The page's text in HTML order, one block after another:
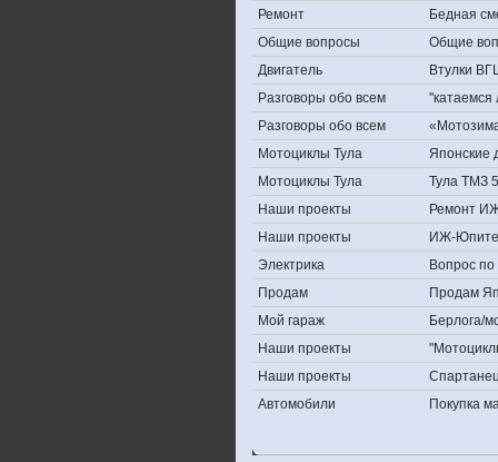
Ремонт
Бедная
Общие вопросы
Общие
Двигатель
Втулки
Разговоры обо всем
Разговоры обо всем
Мотоциклы Тула
Японские
Мотоциклы Тула
Тула ТМЗ
Наши проекты
Ремонт
Наши проекты
ИЖ-
Электрика
Вопрос по
Продам
Продам
Мой гараж
Берлога/
Наши проекты
Наши проекты
Автомобили
Покупка